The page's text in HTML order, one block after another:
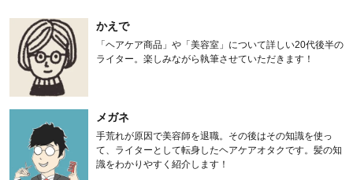
かえで
「ヘアケア商品」や「美容室」について詳しい20代後半の
ライター。楽しみながら執筆させていただきます！
メガネ
手荒れが原因で美容師を退職。その後はその知識を使っ
て、ライターとして転身したヘアケアオタクです。髪の知
識をわかりやすく紹介します！